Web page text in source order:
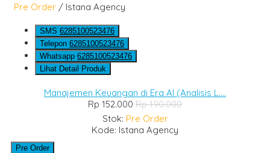
Pre Order / Istana Agency
SMS 6285100523476
Telepon 6285100523476
Whatsapp 6285100523476
Lihat Detail Produk
Manajemen Keuangan di Era AI (Analisis L....
Rp 152.000 Rp 190.000
Stok: Pre Order
Kode: Istana Agency
Pre Order